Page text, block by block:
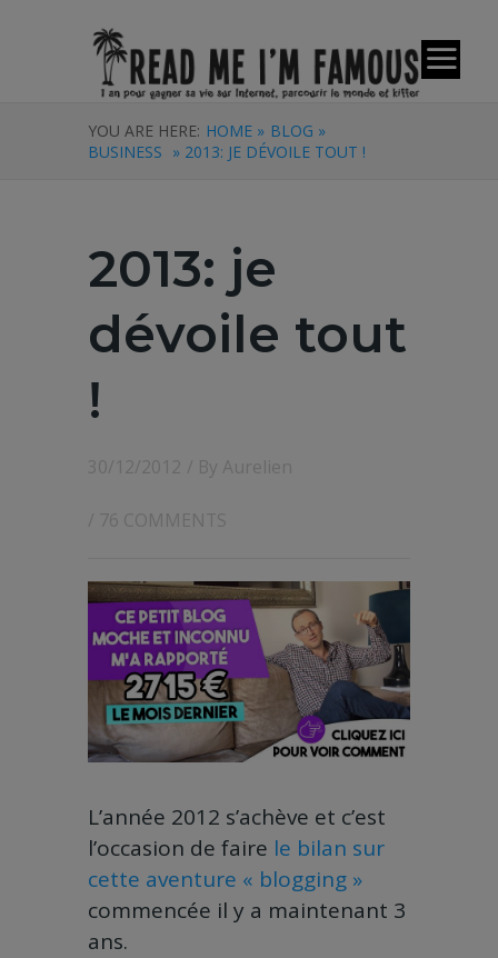
YOU ARE HERE: HOME » BLOG »
BUSINESS » 2013: JE DÉVOILE TOUT !
2013: je
dévoile tout
!
30/12/2012 / By Aurelien
/ 76 COMMENTS
L’année 2012 s’achève et c’est
l’occasion de faire le bilan sur
cette aventure « blogging »
commencée il y a maintenant 3
ans.